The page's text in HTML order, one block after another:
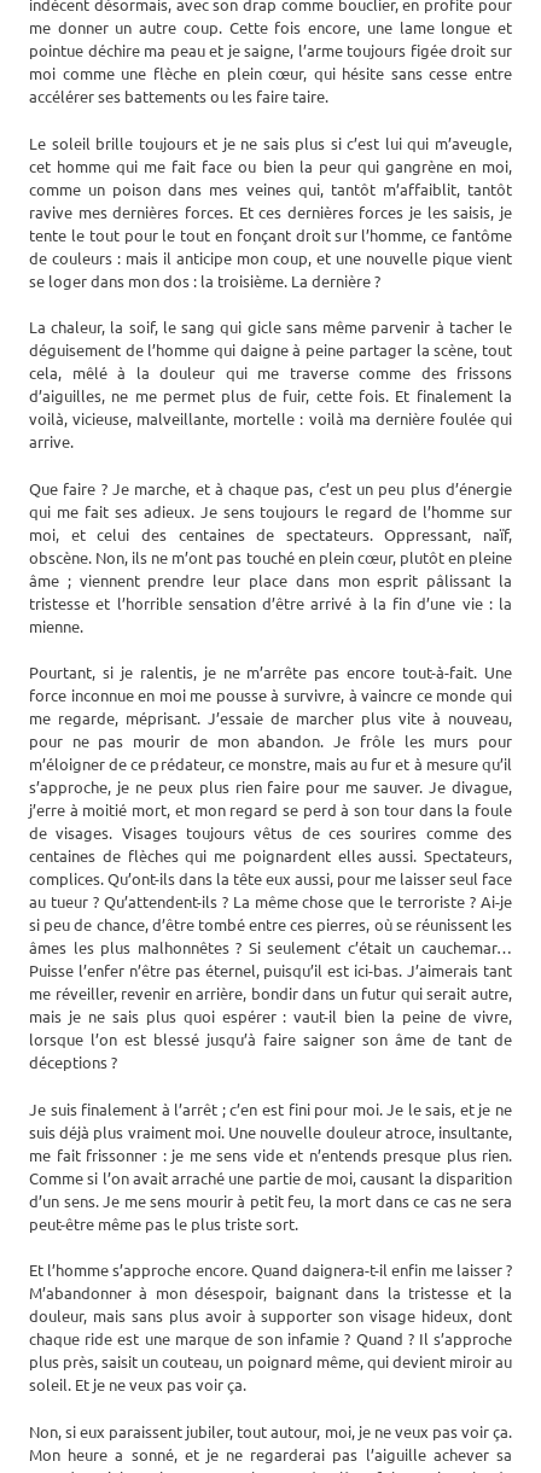
indécent désormais, avec son drap comme bouclier, en profite pour
me donner un autre coup. Cette fois encore, une lame longue et
pointue déchire ma peau et je saigne, l’arme toujours figée droit sur
moi comme une flèche en plein cœur, qui hésite sans cesse entre
accélérer ses battements ou les faire taire.
Le soleil brille toujours et je ne sais plus si c’est lui qui m’aveugle,
cet homme qui me fait face ou bien la peur qui gangrène en moi,
comme un poison dans mes veines qui, tantôt m’affaiblit, tantôt
ravive mes dernières forces. Et ces dernières forces je les saisis, je
tente le tout pour le tout en fonçant droit sur l’homme, ce fantôme
de couleurs : mais il anticipe mon coup, et une nouvelle pique vient
se loger dans mon dos : la troisième. La dernière ?
La chaleur, la soif, le sang qui gicle sans même parvenir à tacher le
déguisement de l’homme qui daigne à peine partager la scène, tout
cela, mêlé à la douleur qui me traverse comme des frissons
d’aiguilles, ne me permet plus de fuir, cette fois. Et finalement la
voilà, vicieuse, malveillante, mortelle : voilà ma dernière foulée qui
arrive.
Que faire ? Je marche, et à chaque pas, c’est un peu plus d’énergie
qui me fait ses adieux. Je sens toujours le regard de l’homme sur
moi, et celui des centaines de spectateurs. Oppressant, naïf,
obscène. Non, ils ne m’ont pas touché en plein cœur, plutôt en pleine
âme ; viennent prendre leur place dans mon esprit pâlissant la
tristesse et l’horrible sensation d’être arrivé à la fin d’une vie : la
mienne.
Pourtant, si je ralentis, je ne m’arrête pas encore tout-à-fait. Une
force inconnue en moi me pousse à survivre, à vaincre ce monde qui
me regarde, méprisant. J’essaie de marcher plus vite à nouveau,
pour ne pas mourir de mon abandon. Je frôle les murs pour
m’éloigner de ce prédateur, ce monstre, mais au fur et à mesure qu’il
s’approche, je ne peux plus rien faire pour me sauver. Je divague,
j’erre à moitié mort, et mon regard se perd à son tour dans la foule
de visages. Visages toujours vêtus de ces sourires comme des
centaines de flèches qui me poignardent elles aussi. Spectateurs,
complices. Qu’ont-ils dans la tête eux aussi, pour me laisser seul face
au tueur ? Qu’attendent-ils ? La même chose que le terroriste ? Ai-je
si peu de chance, d’être tombé entre ces pierres, où se réunissent les
âmes les plus malhonnêtes ? Si seulement c’était un cauchemar…
Puisse l’enfer n’être pas éternel, puisqu’il est ici-bas. J’aimerais tant
me réveiller, revenir en arrière, bondir dans un futur qui serait autre,
mais je ne sais plus quoi espérer : vaut-il bien la peine de vivre,
lorsque l’on est blessé jusqu’à faire saigner son âme de tant de
déceptions ?
Je suis finalement à l’arrêt ; c’en est fini pour moi. Je le sais, et je ne
suis déjà plus vraiment moi. Une nouvelle douleur atroce, insultante,
me fait frissonner : je me sens vide et n’entends presque plus rien.
Comme si l’on avait arraché une partie de moi, causant la disparition
d’un sens. Je me sens mourir à petit feu, la mort dans ce cas ne sera
peut-être même pas le plus triste sort.
Et l’homme s’approche encore. Quand daignera-t-il enfin me laisser ?
M’abandonner à mon désespoir, baignant dans la tristesse et la
douleur, mais sans plus avoir à supporter son visage hideux, dont
chaque ride est une marque de son infamie ? Quand ? Il s’approche
plus près, saisit un couteau, un poignard même, qui devient miroir au
soleil. Et je ne veux pas voir ça.
Non, si eux paraissent jubiler, tout autour, moi, je ne veux pas voir ça.
Mon heure a sonné, et je ne regarderai pas l’aiguille achever sa